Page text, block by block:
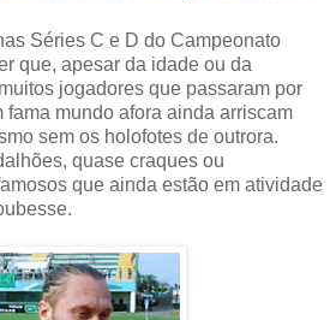
Séries C e D do Campeonato
que, apesar da idade ou da
jogadores que passaram por
fama mundo afora ainda arriscam
sem os holofotes de outrora.
quase craques ou
que ainda estão em atividade